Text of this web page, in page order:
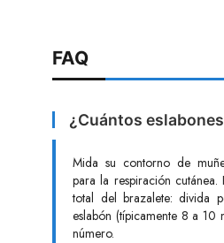
FAQ
¿Cuántos
Mida su contorno de
para la respiración cutánea.
total del brazalete: divida
eslabón (típicamente 8 a 10
número.